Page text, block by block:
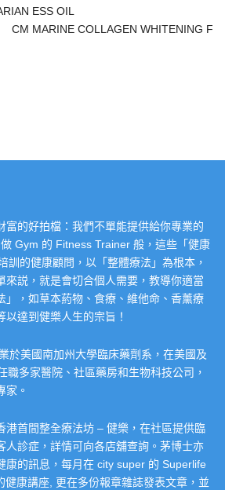
ESS OIL
CM MARINE COLLAGEN WHITENING F
富的好拍檔：我們不單能提供給你專業的
做 Gym 的 Fitness Trainer 般，這些「健康
訓的健康顧問，以「整體療法」為根本，
來説，就是會切合個人需要，教導你適當
」，如草本葯物、食療、維他命、香薰療
達到健樂人生的宗旨！
於美國南加州大學臨床藥劑系，在美國及
職多家醫院、社區藥房和生物科技公司，
家。
港首間整全療法坊 – 健樂，在社區提供臨
人診症，詳情可向各店舖查詢。茅博士亦
康的訊息，每月在 city super 的 Superlife
康講座, 更在多份報章雜誌發表文章，並